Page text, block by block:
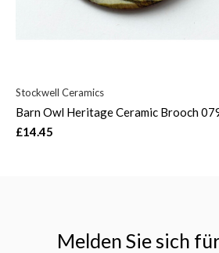
Stockwell Ceramics
Barn Owl Heritage Ceramic Brooch
£14.45
Melden Sie sich